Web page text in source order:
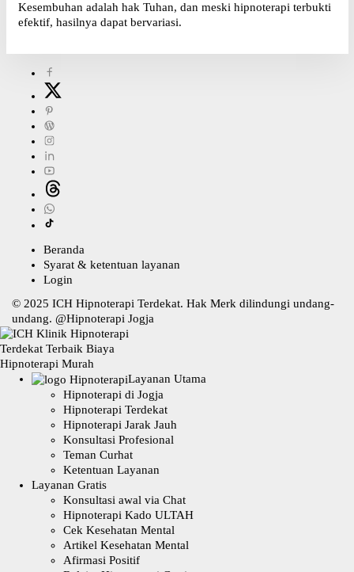
Kesembuhan adalah hak Tuhan, dan meski hipnoterapi terbukti
efektif, hasilnya dapat bervariasi.
Beranda
Syarat & ketentuan layanan
Login
© 2025 ICH Hipnoterapi Terdekat. Hak Merk dilindungi undang-
undang. @Hipnoterapi Jogja
Layanan Utama
Hipnoterapi di Jogja
Hipnoterapi Terdekat
Hipnoterapi Jarak Jauh
Konsultasi Profesional
Teman Curhat
Ketentuan Layanan
Layanan Gratis
Konsultasi awal via Chat
Hipnoterapi Kado ULTAH
Cek Kesehatan Mental
Artikel Kesehatan Mental
Afirmasi Positif